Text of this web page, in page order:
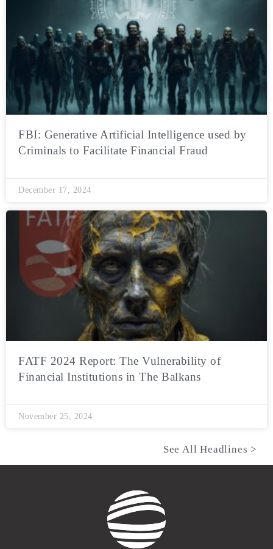
FBI: Generative Artificial Intelligence used by
Criminals to Facilitate Financial Fraud
December 17, 2024
FATF 2024 Report: The Vulnerability of
Financial Institutions in The Balkans
November 25, 2024
See All Headlines >